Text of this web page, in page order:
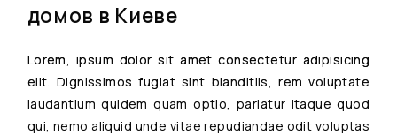
домов в Киеве
Lorem, ipsum dolor sit amet consectetur adipisicing
elit. Dignissimos fugiat sint blanditiis, rem voluptate
laudantium quidem quam optio, pariatur itaque quod
qui, nemo aliquid unde vitae repudiandae odit voluptas